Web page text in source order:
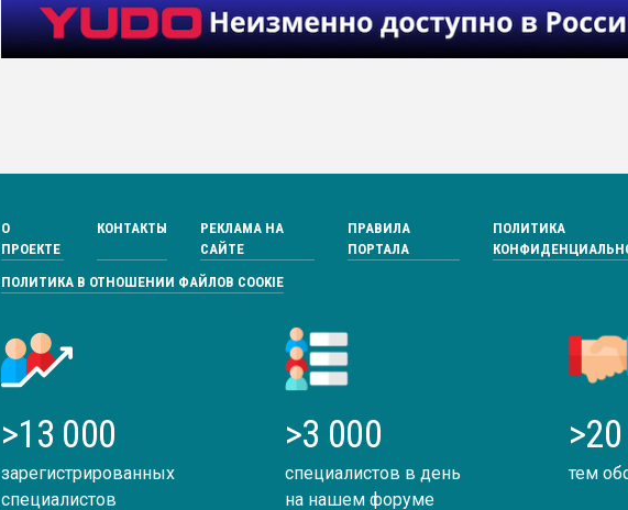
О
ПРОЕКТЕ
КОНТАКТЫ
РЕКЛАМА НА
САЙТЕ
ПРАВИЛА
ПОРТАЛА
ПОЛИТИКА
ПОЛИТИКА В ОТНОШЕНИИ ФАЙЛОВ COOKIE
>13 000
зарегистрированных
специалистов
>3 000
специалистов в день
на нашем форуме
тем